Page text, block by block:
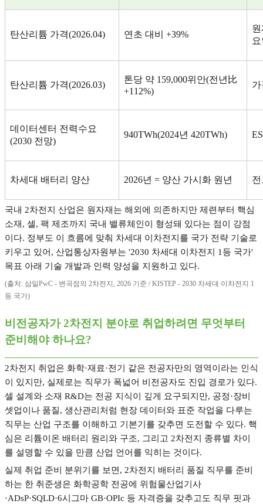
탄산리튬 가격(2026.04) 연초 대비 +39%
탄산리튬 가격(2026.03)
톤당 약 159,000위안(전년比
+112%)
데이터센터 전력수요
(2030 전망)
940TWh(2024년 420TWh)
차세대 배터리 양산 2026년 = 양산 가시화 원년
국내 2차전지 산업은 원자재는 해외에 의존하지만 제련부터 핵심
소재 , 셀, 팩 제조까지 국내 밸류체인이 형성돼 있다는 점이 강점
이다. 정부도 이 흐름에 맞춰 차세대 이차전지를 국가 전략 기술로
키우고 있어 , 산업통상자원부는 '2030 차세대 이차전지 1등 국가'
목표 아래 기술 개발과 인력 양성을 지원하고 있다.
(출처 : 삼일PwC - 변곡점의 2차전지 , 2026 기준 / KISTEP - 2030 차세대 이차전지 1
등 국가)
비전공자가2차전지 분야로 취업하려면 무엇부터
준비해야 하나요?
2차전지 취업은 화학·재료·전기 같은 전공자만의 영역이라는 인식
이 있지만, 실제로는 직무가 폭넓어 비전공자도 진입 경로가 있다.
셀 설계와 소재 R&D는 전공 지식이 깊게 요구되지만, 공정·장비
셋업이나 품질, 생산관리처럼 현장 데이터와 표준 작업을 다루는
직무는 산업 구조를 이해하고 기본기를 갖추면 도전할 수 있다. 핵
심은 리튬이온 배터리 원리와 구조, 그리고 2차전지 종류별 차이
를 설명할 수 있을 만큼 산업 언어를 익히는 것이다.
실제 취업 준비 분위기를 보면 , 2차전지 배터리 품질 직무를 준비
하는 한 취준생은 화학공학 전공에 위험물산업기사
·ADsP·SQLD·6시그마 GB·OPIc 등 자격증을 갖추고도 직무 핏과